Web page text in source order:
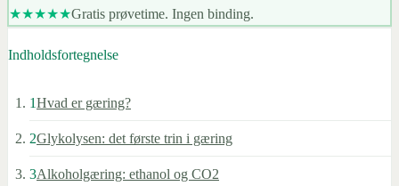
★★★★★Gratis prøvetime. Ingen binding.
Indholdsfortegnelse
1Hvad er gæring?
2Glykolysen: det første trin i gæring
3Alkoholgæring: ethanol og CO2